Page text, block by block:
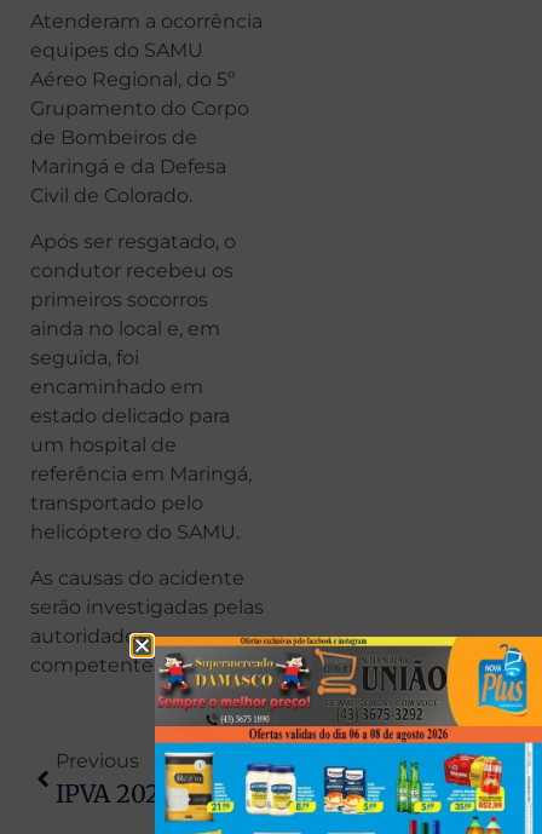
Atenderam a ocorrência
equipes do SAMU
Aéreo Regional, do 5º
Grupamento do Corpo
de Bombeiros de
Maringá e da Defesa
Civil de Colorado.
Após ser resgatado, o
condutor recebeu os
primeiros socorros
ainda no local e, em
seguida, foi
encaminhado em
estado delicado para
um hospital de
referência em Maringá,
transportado pelo
helicóptero do SAMU.
As causas do acidente
serão investigadas pelas
autoridades
competentes.
Previous
IPVA 2026: Última Parcela Para Placas 3 E 4 Vence Nesta Terça-Feira (12)
Next
Santa Fé: Operação Do Gaeco Acaba Com Uma Pessoa Presa E Um Policial Militar Alvo De Busca E Apreensão